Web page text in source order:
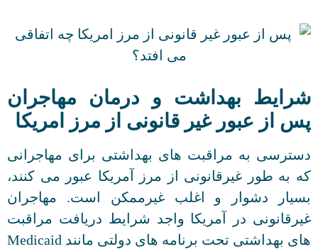
شرایط بهداشت و درمان مهاجران
پس از عبور غیر قانونی از مرز امریکا
دسترسی به مراقبت های بهداشتی برای مهاجرانی
که به طور غیرقانونی از مرز آمریکا عبور می کنند،
بسیار دشوار و اغلب غیرممکن است. مهاجران
غیرقانونی در آمریکا واجد شرایط دریافت مراقبت
های بهداشتی تحت برنامه های دولتی مانند Medicaid